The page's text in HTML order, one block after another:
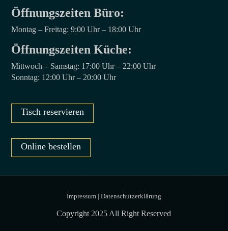
Öffnungszeiten Büro:⁣
Montag – Freitag: 9:00 Uhr – 18:00 Uhr
Öffnungszeiten Küche:
Mittwoch – Samstag: 17:00 Uhr – 22:00 Uhr
Sonntag: 12:00 Uhr – 20:00 Uhr
Tisch reservieren
Online bestellen
Impressum| Datenschutzerklärung
Copyright 2025 All Right Reserved